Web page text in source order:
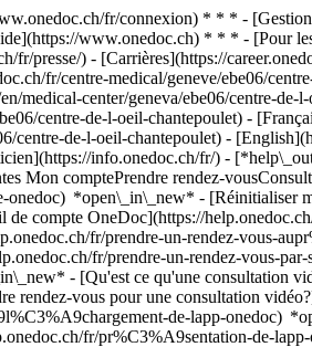
fr/connexion) * * * -
www.onedoc.ch) * * * - [Pour
fr/presse/) - [Carrières](https://
fr/centre-medical/geneve/ebe06/
medical-center/geneva/ebe06/centre-de-
centre-de-l-oeil-chantepoulet) -
centre-de-l-oeil-chantepoulet) -
info.onedoc.ch/fr/) -
Mon comptePrendre rendez-
onedoc) *open\_in\_new* - [Réinitialiser
compte OneDoc](https://
fr/prendre-un-rendez-vous-
fr/prendre-un-rendez-vous-
- [Qu'est ce qu'une consultation
vous pour une consultation
de-lapp-onedoc)
fr/pr%C3%A9sentation-de-